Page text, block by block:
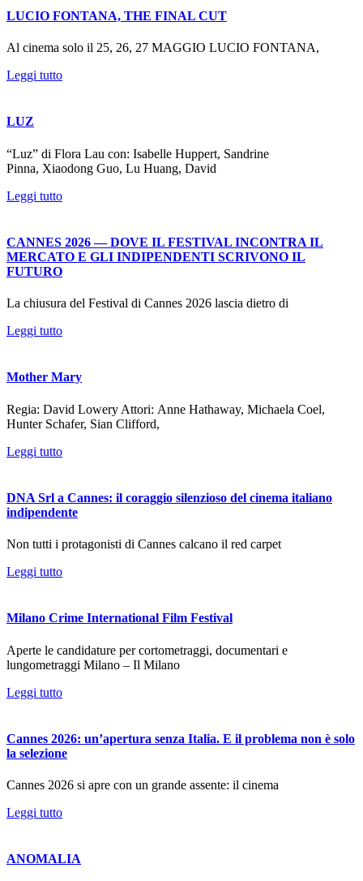
LUCIO FONTANA, THE FINAL CUT
Al cinema solo il 25, 26, 27 MAGGIO LUCIO FONTANA,
Leggi tutto
LUZ
“Luz” di Flora Lau con: Isabelle Huppert, Sandrine
Pinna, Xiaodong Guo, Lu Huang, David
Leggi tutto
CANNES 2026 — DOVE IL FESTIVAL INCONTRA IL
MERCATO E GLI INDIPENDENTI SCRIVONO IL
FUTURO
La chiusura del Festival di Cannes 2026 lascia dietro di
Leggi tutto
Mother Mary
Regia: David Lowery Attori: Anne Hathaway, Michaela Coel,
Hunter Schafer, Sian Clifford,
Leggi tutto
DNA Srl a Cannes: il coraggio silenzioso del cinema italiano
indipendente
Non tutti i protagonisti di Cannes calcano il red carpet
Leggi tutto
Milano Crime International Film Festival
Aperte le candidature per cortometraggi, documentari e
lungometraggi Milano – Il Milano
Leggi tutto
Cannes 2026: un’apertura senza Italia. E il problema non è solo
la selezione
Cannes 2026 si apre con un grande assente: il cinema
Leggi tutto
ANOMALIA